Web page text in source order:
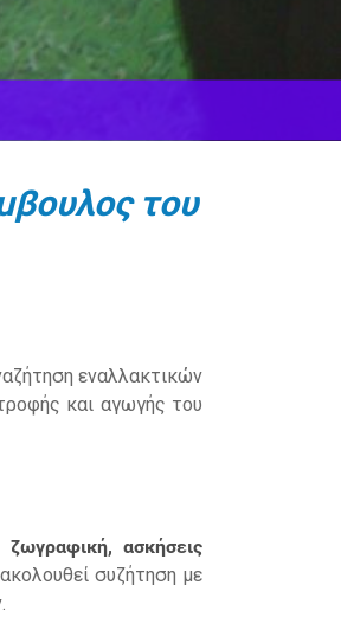
του
εναλλακτικών
και αγωγής του
ζωγραφική, ασκήσεις
συζήτηση με